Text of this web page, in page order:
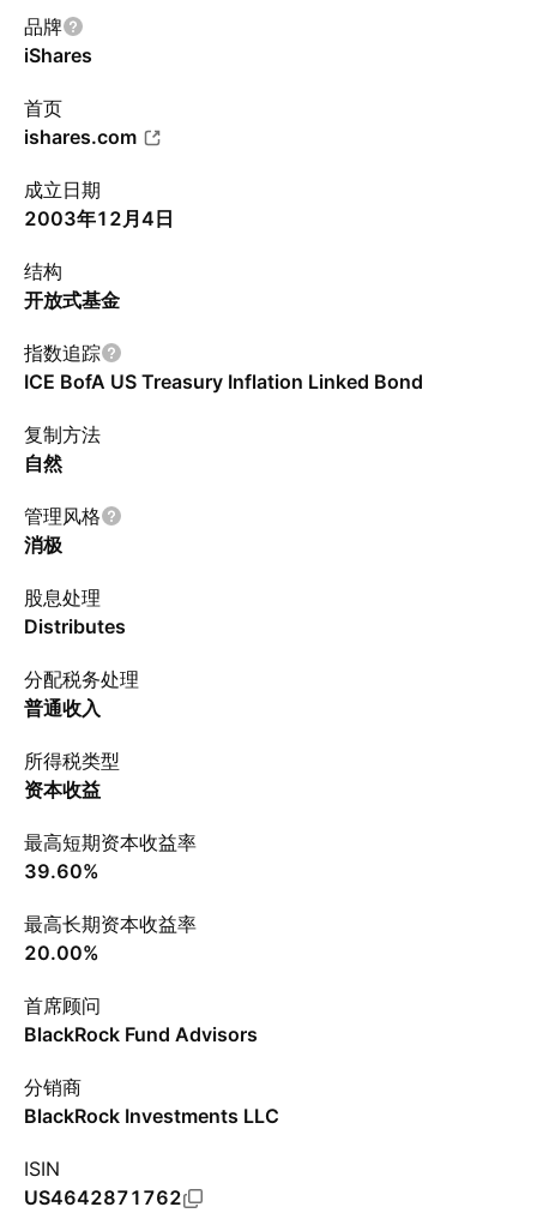
品牌
iShares
首页
ishares.com
成立日期
2003年12月4日
结构
开放式基金
指数追踪
ICE BofA US Treasury Inflation Linked Bond
复制方法
自然
管理风格
消极
股息处理
Distributes
分配税务处理
普通收入
所得税类型
资本收益
最高短期资本收益率
39.60%
最高长期资本收益率
20.00%
首席顾问
BlackRock Fund Advisors
分销商
BlackRock Investments LLC
ISIN
US4642871762